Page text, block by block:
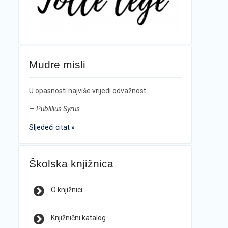
Mudre misli
U opasnosti najviše vrijedi odvažnost.
— Publilius Syrus
Sljedeći citat »
Školska knjižnica
O knjižnici
Knjižnični katalog